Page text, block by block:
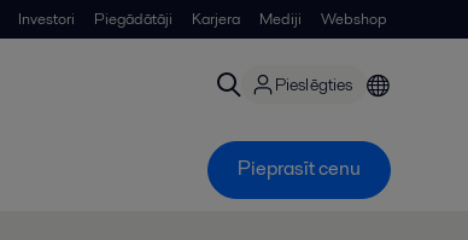
Investori Piegādātāji Karjera Mediji Webshop
Pieslēgties
Pieprasīt cenu